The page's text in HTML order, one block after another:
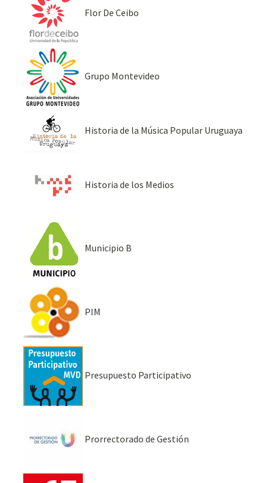
Flor De Ceibo
Grupo Montevideo
Historia de la Música Popular Uruguaya
Historia de los Medios
Municipio B
PIM
Presupuesto Participativo
Prorrectorado de Gestión